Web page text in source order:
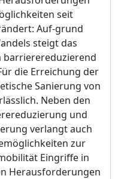
seit
Auf-grund
steigt das
barrierereduzierend
die Erreichung der
Sanierung von
Neben den
und
verlangt auch
zur
Eingriffe in
Herausforderungen